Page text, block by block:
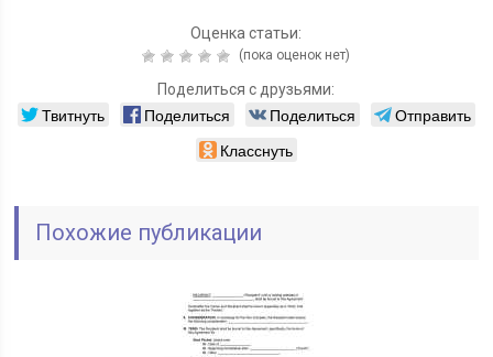
Оценка статьи:
(пока оценок нет)
Поделиться с друзьями:
Твитнуть Поделиться Поделиться
Отправить
Класснуть
Похожие публикации